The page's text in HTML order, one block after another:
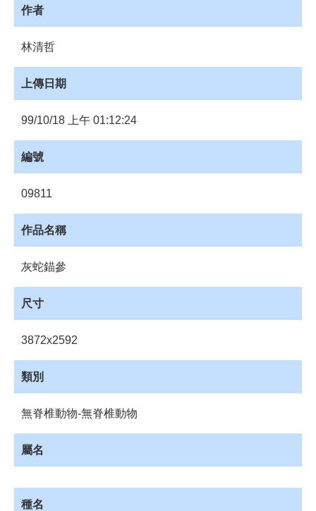
專
館
員
網
站
購
物
車
理
資
理
源
藏
作者
林清哲
上傳日期
99/10/18 上午 01:12:24
編號
09811
作品名稱
灰蛇錨參
尺寸
3872x2592
類別
無脊椎動物-無脊椎動物
屬名
種名